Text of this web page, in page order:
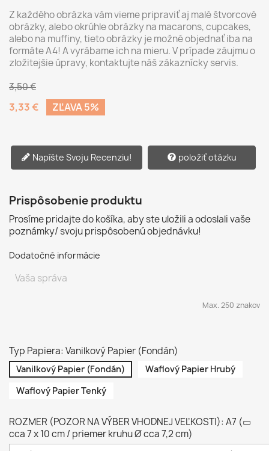
Z každého obrázka vám vieme pripraviť aj malé štvorcové
obrázky, alebo okrúhle obrázky na macarons, cupcakes,
alebo na muffiny, tieto obrázky je možné objednať iba na
formáte A4! A vyrábame ich na mieru. V prípade záujmu o
zložitejšie úpravy, kontaktujte náš zákaznícky servis.
3,50 €
3,33 € ZĽAVA 5%
Napíšte Svoju Recenziu! položiť otázku
Prispôsobenie produktu
Prosíme pridajte do košíka, aby ste uložili a odoslali vaše
poznámky/ svoju prispôsobenú objednávku!
Dodatočné informácie
Max. 250 znakov
Typ Papiera: Vanilkový Papier (Fondán)
Vanilkový Papier (Fondán)
Waflový Papier Hrubý
Waflový Papier Tenký
ROZMER (POZOR NA VÝBER VHODNEJ VEĽKOSTI): A7 (▭
cca 7 x 10 cm / priemer kruhu Ø cca 7,2 cm)